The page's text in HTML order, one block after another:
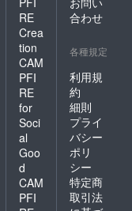
RE
Crea
tion
CAM
PFI
RE
for
Soci
al
Goo
d
CAM
PFI
合わせ
各種規定
利用規
約
細則
プライ
バシー
ポリ
シー
特定商
取引法